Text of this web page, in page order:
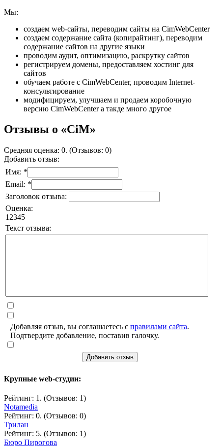
Мы:
создаем web-сайты, переводим сайты на CimWebCenter
создаем содержание сайта (копирайтинг), переводим
содержание сайтов на другие языки
проводим аудит, оптимизацию, раскрутку сайтов
регистрируем домены, предоставляем хостинг для
сайтов
обучаем работе с CimWebCenter, проводим Internet-
консультирование
модифицируем, улучшаем и продаем коробочную
версию CimWebCenter а такде много другое
Отзывы о «CiM»
Средняя оценка: 0. (Отзывов: 0)
Добавить отзыв:
Имя: *
Email: *
Заголовок отзыва:
Оценка:
1 2345
Текст отзыва:
Добавляя отзыв, вы соглашаетесь с правилами сайта.
Подтвердите добавление, поставив галочку.
Добавить отзыв
Крупные web-студии:
Рейтинг: 1. (Отзывов: 1)
Notamedia
Рейтинг: 0. (Отзывов: 0)
Трилан
Рейтинг: 5. (Отзывов: 1)
Бюро Пирогова